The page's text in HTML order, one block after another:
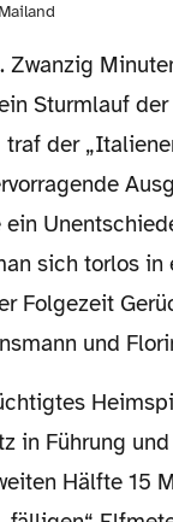
Sturmlauf
traf der
sich torlos
Folgezeit
und
in Führung
Hälfte 15